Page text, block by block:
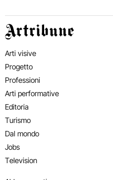
Artribune
Arti visive
Progetto
Professioni
Arti performative
Editoria
Turismo
Dal mondo
Jobs
Television